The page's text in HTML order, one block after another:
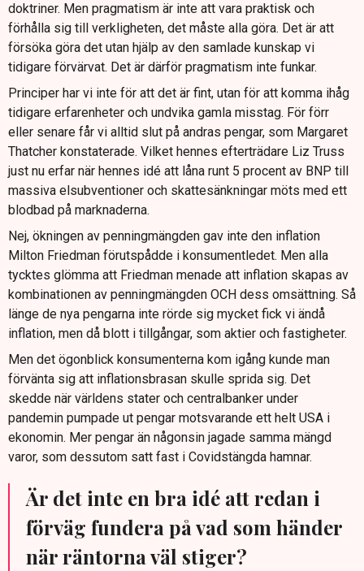
doktriner. Men pragmatism är inte att vara praktisk och
förhålla sig till verkligheten, det måste alla göra. Det är att
försöka göra det utan hjälp av den samlade kunskap vi
tidigare förvärvat. Det är därför pragmatism inte funkar.
Principer har vi inte för att det är fint, utan för att komma ihåg
tidigare erfarenheter och undvika gamla misstag. För förr
eller senare får vi alltid slut på andras pengar, som Margaret
Thatcher konstaterade. Vilket hennes efterträdare Liz Truss
just nu erfar när hennes idé att låna runt 5 procent av BNP till
massiva elsubventioner och skattesänkningar möts med ett
blodbad på marknaderna.
Nej, ökningen av penningmängden gav inte den inflation
Milton Friedman förutspådde i konsumentledet. Men alla
tycktes glömma att Friedman menade att inflation skapas av
kombinationen av penningmängden OCH dess omsättning. Så
länge de nya pengarna inte rörde sig mycket fick vi ändå
inflation, men då blott i tillgångar, som aktier och fastigheter.
Men det ögonblick konsumenterna kom igång kunde man
förvänta sig att inflationsbrasan skulle sprida sig. Det
skedde när världens stater och centralbanker under
pandemin pumpade ut pengar motsvarande ett helt USA i
ekonomin. Mer pengar än någonsin jagade samma mängd
varor, som dessutom satt fast i Covidstängda hamnar.
Är det inte en bra idé att redan i
förväg fundera på vad som händer
när räntorna väl stiger?